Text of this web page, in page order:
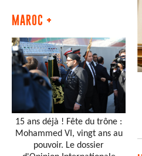
MAROC +
15 ans déjà ! Fête du trône :
Mohammed VI, vingt ans au
pouvoir. Le dossier